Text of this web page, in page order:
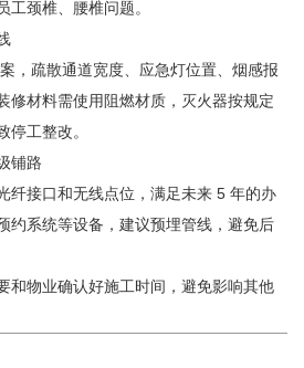
工颈椎、腰椎问题。
，疏散通道宽度、应急灯位置、烟感报
修材料需使用阻燃材质，灭火器按规定
停工整改。
铺路
纤接口和无线点位，满足未来 5 年的办
约系统等设备，建议预埋管线，避免后
和物业确认好施工时间，避免影响其他